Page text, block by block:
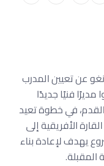
عن تعيين المدرب
فنيًا جديدًا
في خطوة تعيد
الأفريقية إلى
يهدف لإعادة بناء
المقبلة.